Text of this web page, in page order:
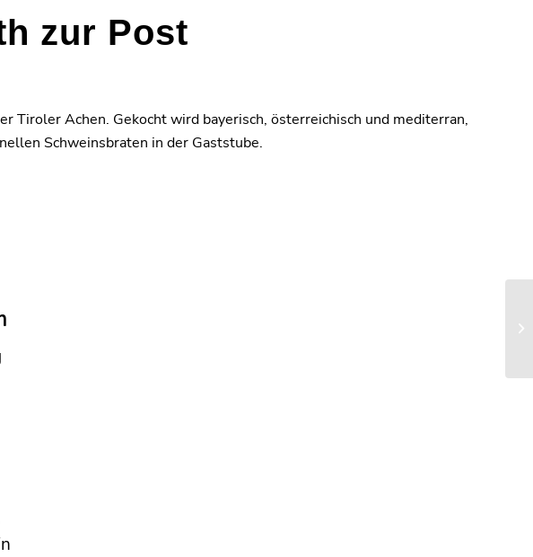
zur Post
Achen. Gekocht wird bayerisch, österreichisch und mediterran,
Schweinsbraten in der Gaststube.